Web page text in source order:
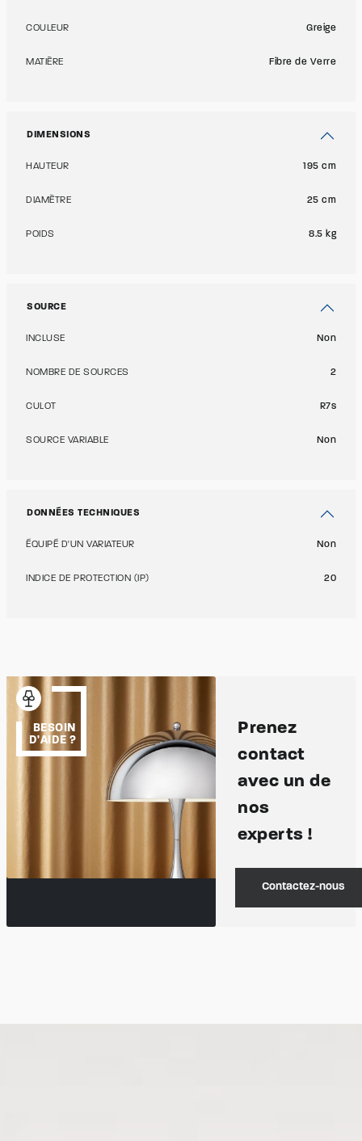
COULEUR Greige
MATIÈRE Fibre de Verre
DIMENSIONS
HAUTEUR 195 cm
DIAMÈTRE 25 cm
POIDS 8.5 kg
SOURCE
INCLUSE Non
NOMBRE DE SOURCES 2
CULOT R7s
SOURCE VARIABLE Non
DONNÉES TECHNIQUES
ÉQUIPÉ D'UN VARIATEUR Non
INDICE DE PROTECTION (IP) 20
BESOIN
D'AIDE ?
Prenez
contact
avec un de
nos
experts !
Contactez-nous